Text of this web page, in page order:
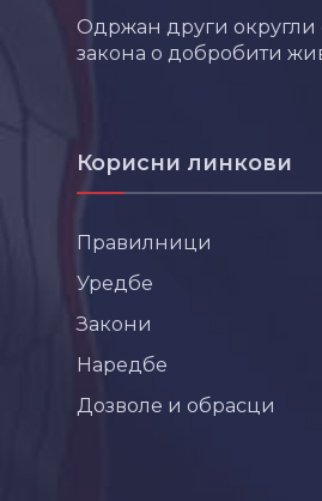
Одржан други округли
закона о добробити
Корисни линкови
Правилници
Уредбе
Закони
Наредбе
Дозволе и обрасци